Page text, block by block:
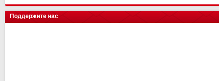
Искра
Енисей-2
Рубин
Н.Новгород
СШ им. Г.А. Ярцева
Шинникцкг
Трактор
Поддержите нас